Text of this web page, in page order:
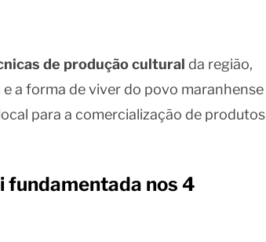
de produção cultural da região,
e a forma de viver do povo maranhense
para a comercialização de produtos
fundamentada nos 4